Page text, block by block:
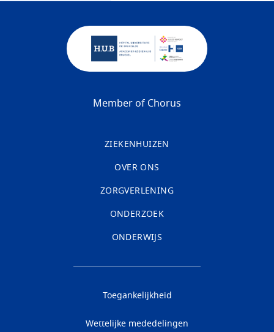
Member of Chorus
ZIEKENHUIZEN
OVER ONS
ZORGVERLENING
ONDERZOEK
ONDERWIJS
Toegankelijkheid
Wettelijke mededelingen